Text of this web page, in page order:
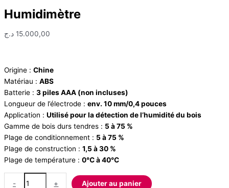
Humidimètre
15.000,00 د.ج
Origine : Chine
Matériau : ABS
Batterie : 3 piles AAA (non incluses)
Longueur de l’électrode : env. 10 mm/0,4 pouces
Application : Utilisé pour la détection de l’humidité du bois
Gamme de bois durs tendres : 5 à 75 %
Plage de conditionnement : 5 à 75 %
Plage de construction : 1,5 à 30 %
Plage de température : 0℃ à 40℃
- +
Ajouter au panier